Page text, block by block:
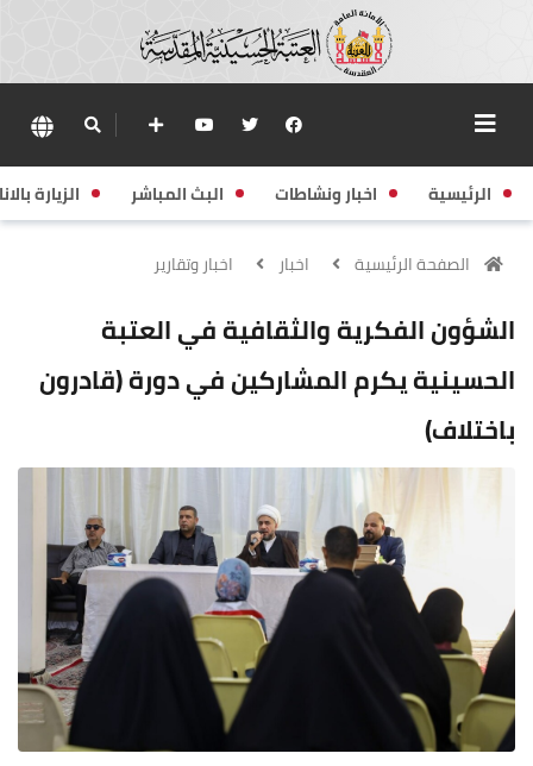
الرئيسية اخبار ونشاطات البث المباشر الزيارة
الصفحة الرئيسية اخبار اخبار وتقارير
الشؤون الفكرية والثقافية في العتبة
الحسينية يكرم المشاركين في دورة (قادرون
باختلاف)